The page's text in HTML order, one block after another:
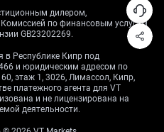
дилером,
по финансовым услугам
GB23202269.
в Республике Кипр под
и юридическим адресом по
этаж 1, 3026, Лимассол, Кипр,
платежного агента для VT
и не лицензирована на
деятельности.